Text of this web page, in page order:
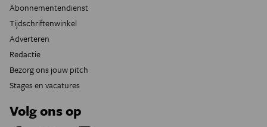
Abonnementendienst
Tijdschriftenwinkel
Adverteren
Redactie
Bezorg ons jouw pitch
Stages en vacatures
Volg ons op